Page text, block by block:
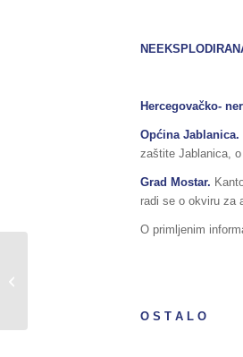
Hercegovačko-
Općina Jablanica.
zaštite Jablanica,
Grad Mostar.
radi se o okviru za
O primljenim
O S T A L O